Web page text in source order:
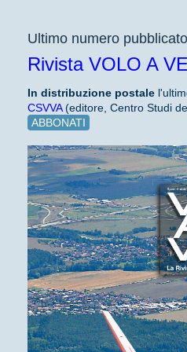
Ultimo numero pubblicato
Rivista VOLO A
In distribuzione postale
CSVVA(editore, Centro Studi
ABBONATI